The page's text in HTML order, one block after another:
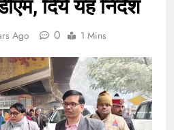
दिये यह निर्देश
Ago 0 1 Mins